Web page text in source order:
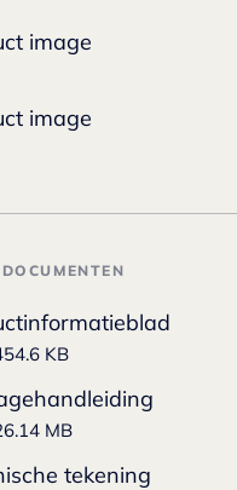
image
image
KB
MB
tekening